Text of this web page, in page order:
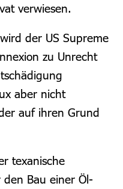
verwiesen.
der US Supreme
zu Unrecht
aber nicht
auf ihren Grund
texanische
Bau einer Öl-